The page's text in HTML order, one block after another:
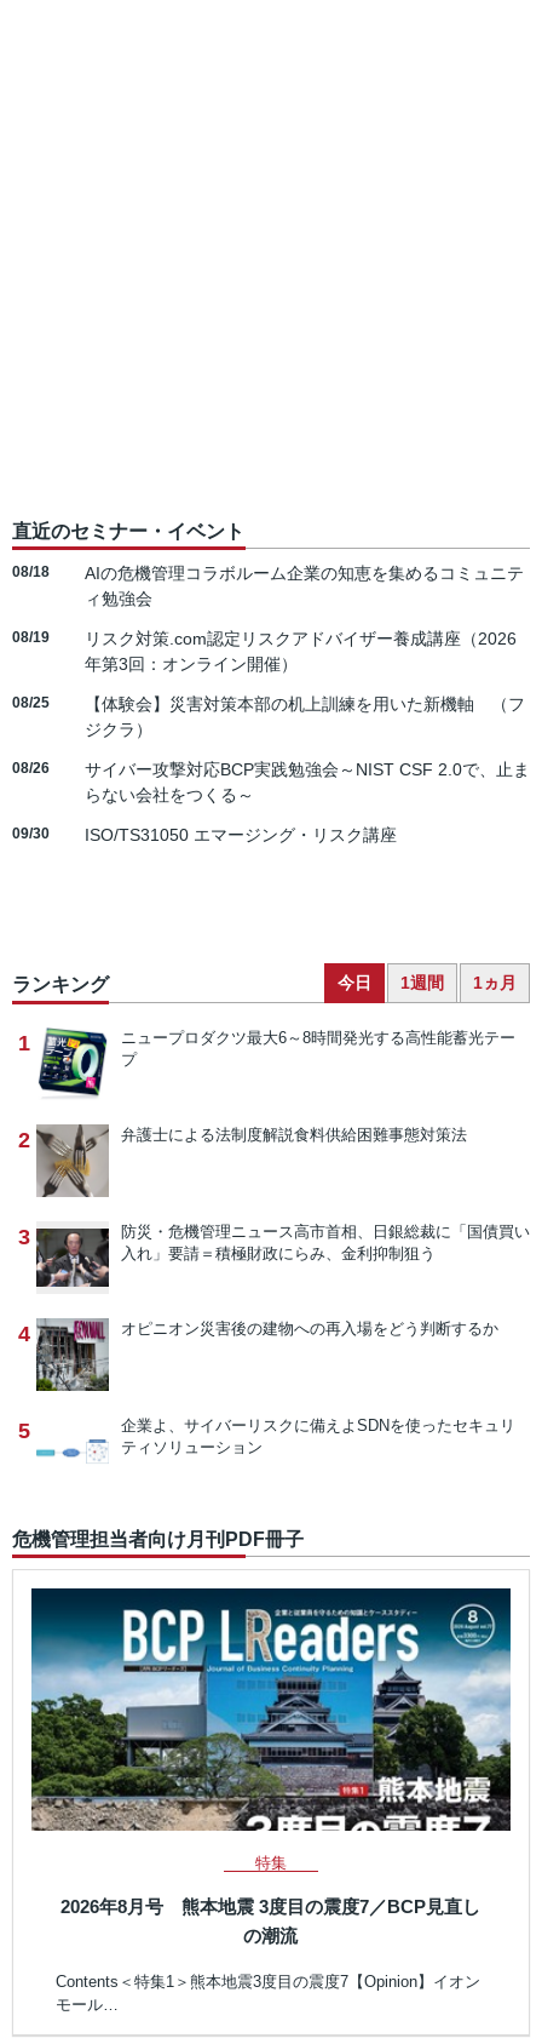
直近のセミナー・イベント
08/18
AIの危機管理コラボルーム企業の知恵を集めるコミュニテ
ィ勉強会
08/19
リスク対策.com認定リスクアドバイザー養成講座（2026
年第3回：オンライン開催）
08/25
【体験会】災害対策本部の机上訓練を用いた新機軸 （フ
ジクラ）
08/26
サイバー攻撃対応BCP実践勉強会～NIST CSF 2.0で、止ま
らない会社をつくる～
09/30 ISO/TS31050 エマージング・リスク講座
ランキング 今日 1週間 1ヵ月
1 ニュープロダクツ最大6～8時間発光する高性能蓄光テー
プ
2 弁護士による法制度解説食料供給困難事態対策法
3 防災・危機管理ニュース高市首相、日銀総裁に「国債買い
入れ」要請＝積極財政にらみ、金利抑制狙う
4 オピニオン災害後の建物への再入場をどう判断するか
5 企業よ、サイバーリスクに備えよ SDNを使ったセキュリ
ティソリューション
危機管理担当者向け月刊PDF冊子
特集
2026年8月号 熊本地震 3度目の震度7／BCP見直し
の潮流
Contents＜特集1＞熊本地震3度目の震度7【Opinion】イオン
モール…